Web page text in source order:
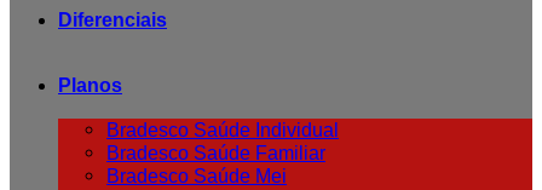
Diferenciais
Planos
Bradesco Saúde Individual
Bradesco Saúde Familiar
Bradesco Saúde Mei